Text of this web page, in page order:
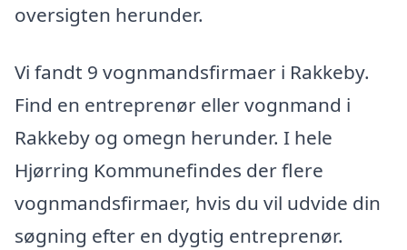
oversigten herunder.
Vi fandt 9 vognmandsfirmaer i Rakkeby.
Find en entreprenør eller vognmand i
Rakkeby og omegn herunder. I hele
Hjørring Kommunefindes der flere
vognmandsfirmaer, hvis du vil udvide din
søgning efter en dygtig entreprenør.